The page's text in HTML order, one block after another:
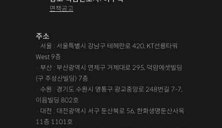
면책공고
주소
· 서울 : 서울특별시 강남구 테헤란로 420, KT선릉타워
West 9층
· 부산 : 부산광역시 연제구 거제대로 295, 덕암에셋빌딩
(구 주성산빌딩) 7층
· 수원 : 경기도 수원시 영통구 광교중앙로 248번길 7-7,
이음빌딩 802호
· 대전 : 대전광역시 서구 둔산북로 56, 한화생명둔산사옥
11층 1101호